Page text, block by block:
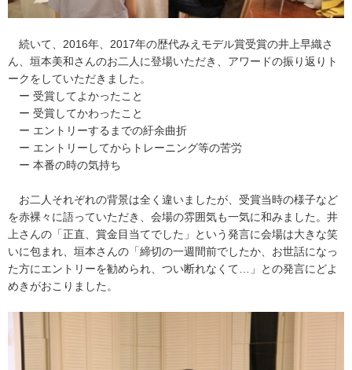
続いて、2016年、2017年の歴代みえモデル賞受賞の井上早織さ
ん、垣本美和さんのお二人に登場いただき、アワードの振り返りト
ークをしていただきました。
ー 受賞してよかったこと
ー 受賞してかわったこと
ー エントリーするまでの紆余曲折
ー エントリーしてからトレーニング等の苦労
ー 本番の時の気持ち
お二人それぞれの背景は全く違いましたが、受賞当時の様子など
を赤裸々に語っていただき、会場の雰囲気も一気に和みました。井
上さんの「正直、賞金目当てでした」という発言に会場は大きな笑
いに包まれ、垣本さんの「締切の一週間前でしたか、お世話になっ
た方にエントリーを勧められ、つい断れなくて…」との発言にどよ
めきがおこりました。